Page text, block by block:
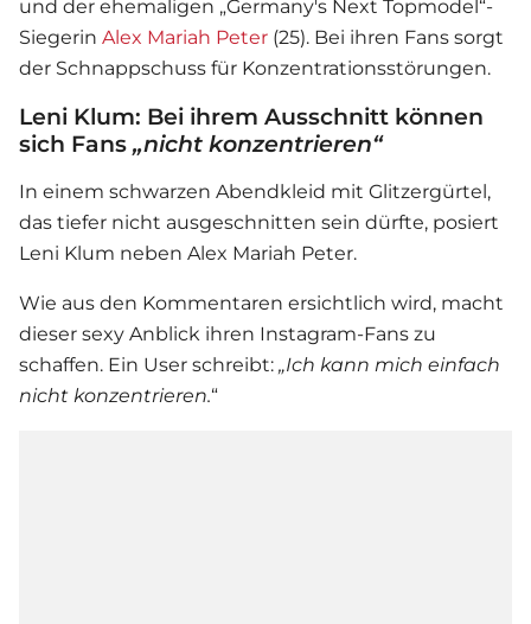
und der ehemaligen „Germany's Next Topmodel“-
Siegerin Alex Mariah Peter (25). Bei ihren Fans sorgt
der Schnappschuss für Konzentrationsstörungen.
Leni Klum: Bei ihrem Ausschnitt können
sich Fans „nicht konzentrieren“
In einem schwarzen Abendkleid mit Glitzergürtel,
das tiefer nicht ausgeschnitten sein dürfte, posiert
Leni Klum neben Alex Mariah Peter.
Wie aus den Kommentaren ersichtlich wird, macht
dieser sexy Anblick ihren Instagram-Fans zu
schaffen. Ein User schreibt: „Ich kann mich einfach
nicht konzentrieren.“